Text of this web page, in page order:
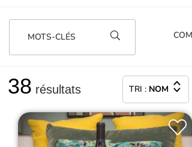
MOTS-CLÉS
38 résultats TRI : NOM